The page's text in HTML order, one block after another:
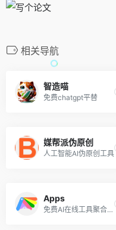
相关导航
智造喵
免费chatgpt平替
媒帮派伪原创
人工智能AI伪原创工具
Apps
免费AI在线工具聚合网站